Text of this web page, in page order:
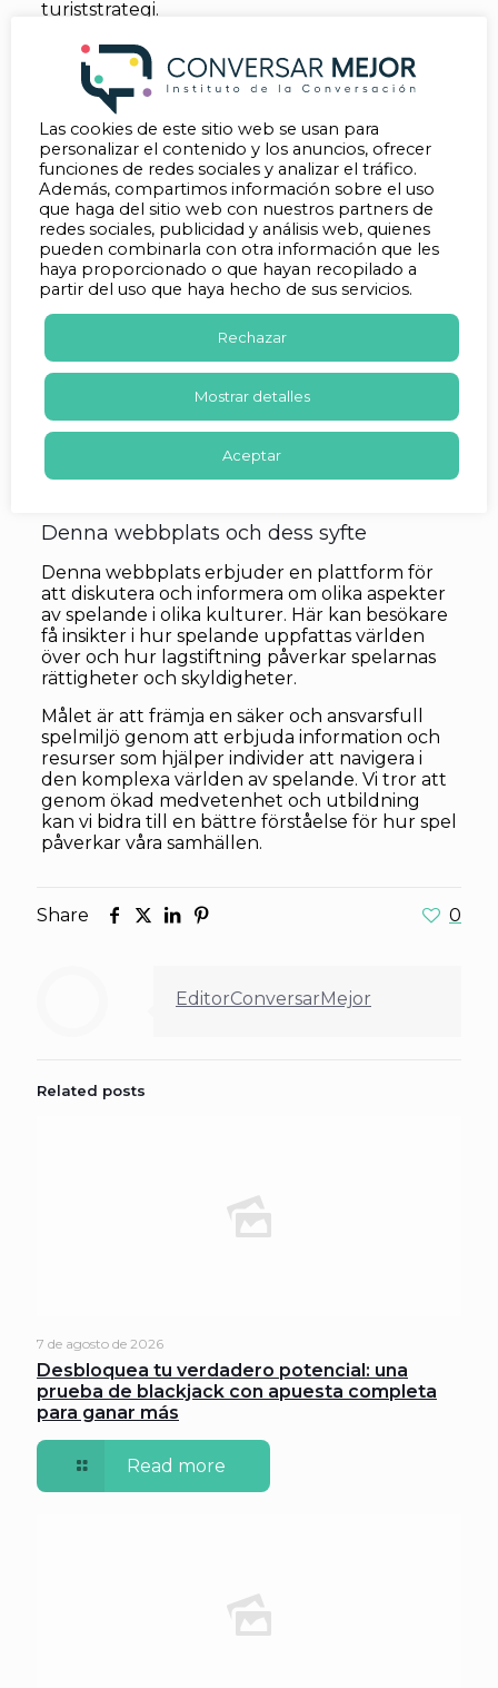
turiststrategi.
Å andra sidan medför spelande också risker,
inklusive beroende och sociala problem.
Många samhällen brottas med utmaningar
kopplade till spelberoende, vilket har lett till
behov av stöd och hjälpinsatser. Detta har i sin
tur skapat en ökad medvetenhet om vikten av
ansvarsfullt spelande och skydd av utsatta
grupper.
Denna webbplats och dess syfte
Denna webbplats erbjuder en plattform för
att diskutera och informera om olika aspekter
av spelande i olika kulturer. Här kan besökare
få insikter i hur spelande uppfattas världen
över och hur lagstiftning påverkar spelarnas
rättigheter och skyldigheter.
Målet är att främja en säker och ansvarsfull
spelmiljö genom att erbjuda information och
resurser som hjälper individer att navigera i
den komplexa världen av spelande. Vi tror att
genom ökad medvetenhet och utbildning
kan vi bidra till en bättre förståelse för hur spel
påverkar våra samhällen.
Share 0
EditorConversarMejor
Related posts
7 de agosto de 2026
Desbloquea tu verdadero potencial: una
prueba de blackjack con apuesta completa
para ganar más
Read more
Las cookies de este sitio web se usan para
personalizar el contenido y los anuncios, ofrecer
funciones de redes sociales y analizar el tráfico.
Además, compartimos información sobre el uso
que haga del sitio web con nuestros partners de
redes sociales, publicidad y análisis web, quienes
pueden combinarla con otra información que les
haya proporcionado o que hayan recopilado a
partir del uso que haya hecho de sus servicios.
Rechazar
Mostrar detalles
Aceptar